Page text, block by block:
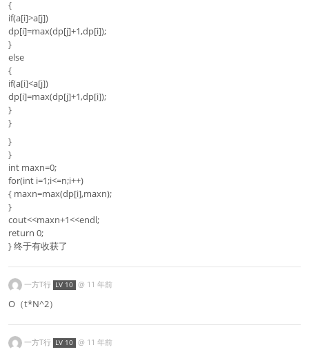
{
if(a[i]>a[j])
dp[i]=max(dp[j]+1,dp[i]);
}
else
{
if(a[i]<a[j])
dp[i]=max(dp[j]+1,dp[i]);
}
}
}
}
int maxn=0;
for(int i=1;i<=n;i++)
{ maxn=max(dp[i],maxn);
}
cout<<maxn+1<<endl;
return 0;
} 终于有收获了
一方T行 LV 10 @ 11 年前
O（t*N^2）
一方T行 LV 10 @ 11 年前